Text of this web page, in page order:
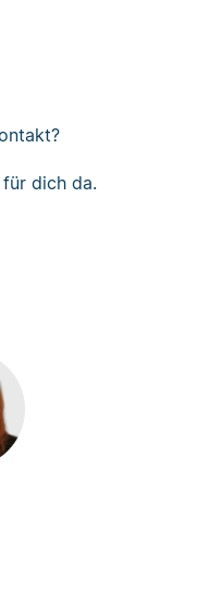
dich da.